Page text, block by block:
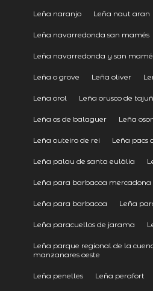
Leña naranjo Leña naut aran
Leña navarredonda san mamés
Leña navarredonda y san
Leña o grove Leña oliver
Leña orol Leña orusco de
Leña os de balaguer Leña
Leña outeiro de rei Leña pacs
Leña palau de santa eulàlia
Leña para barbacoa mercadona
Leña para barbacoa Leña
Leña paracuellos de jarama
Leña parque regional de la
manzanares oeste
Leña penelles Leña perafort